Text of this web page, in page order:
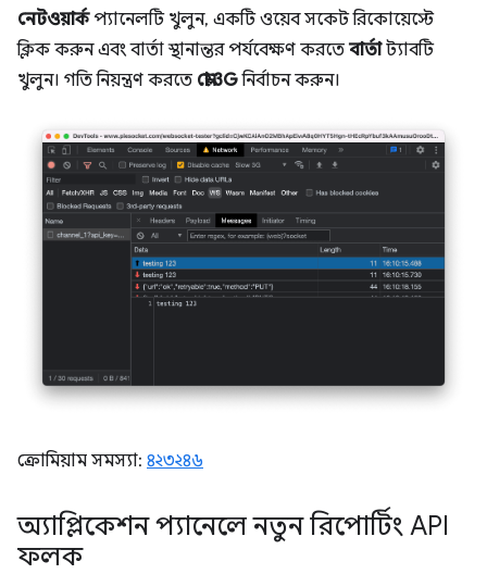
নেটওয়ার্কপ্যানেলটি খুলুন, একটি ওয়েব সকেট রিকোয়েস্টে
ক্লিক করুন এবং বার্তা স্থানান্তর পর্যবেক্ষণ করতে বার্তাট্যাবটি
খুলুন। গতি নিয়ন্ত্রণ করতে স্লো 3Gনির্বাচন করুন।
ক্রোমিয়াম সমস্যা: ৪২৩২৪৬
অ্যাপ্লিকেশন প্যানেলে নতুন রিপোর্টিং API
ফলক